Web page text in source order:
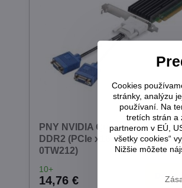
PNY NVIDIA Quadro NVS 290
DDR2 (PCIe x16, Low Profile, P/
0TW212)
10+
14,76 € Do
Cookies
stránky, analýzu
používaní. Na
tretích strán a
partnerom v EÚ,
všetky cookies“
Nižšie môžete